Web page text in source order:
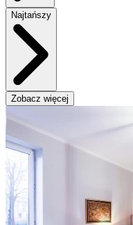
Najtańszy
Zobacz więcej